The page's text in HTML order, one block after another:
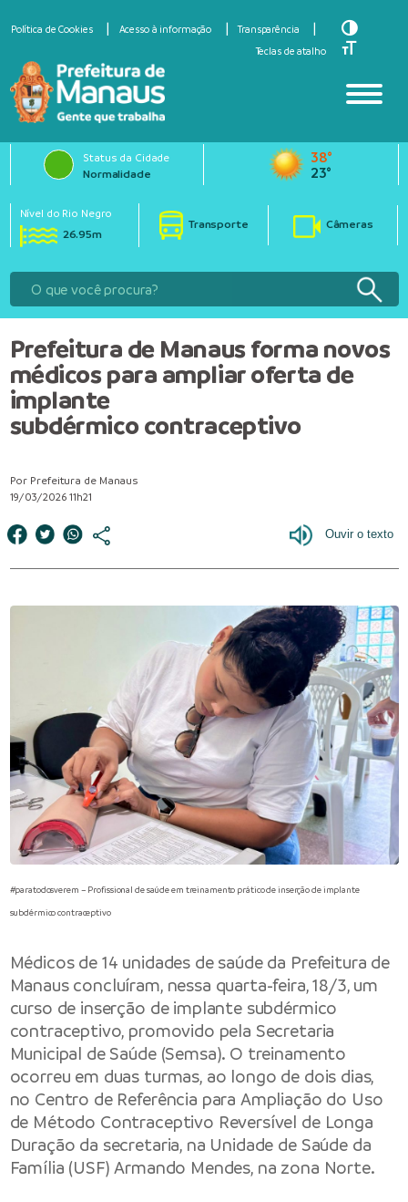
Política de Cookies Acesso à informação
Transparência
Teclas de atalho
Toggle
Toggle
Status da Cidade
Normalidade
38°
23°
Nível do Rio Negro
26.95m
Transporte Câmeras
Prefeitura de Manaus forma novos
médicos para ampliar oferta de
implante
subdérmico contraceptivo
Por Prefeitura de Manaus
19/03/2026 11h21
#paratodosverem – Profissional de saúde em treinamento prático de inserção de implante
subdérmico contraceptivo
Médicos de 14 unidades de saúde da Prefeitura de
Manausconcluíram, nessa quarta-feira, 18/3, um
curso de inserção de implante subdérmico
contraceptivo, promovido pela Secretaria
Municipal de Saúde(Semsa). O treinamento
ocorreu em duas turmas, ao longo de dois dias,
no Centro de Referência para Ampliação do Uso
de Método Contraceptivo Reversível de Longa
Duração da secretaria, na Unidade de Saúde da
Família (USF) Armando Mendes, na zona Norte.